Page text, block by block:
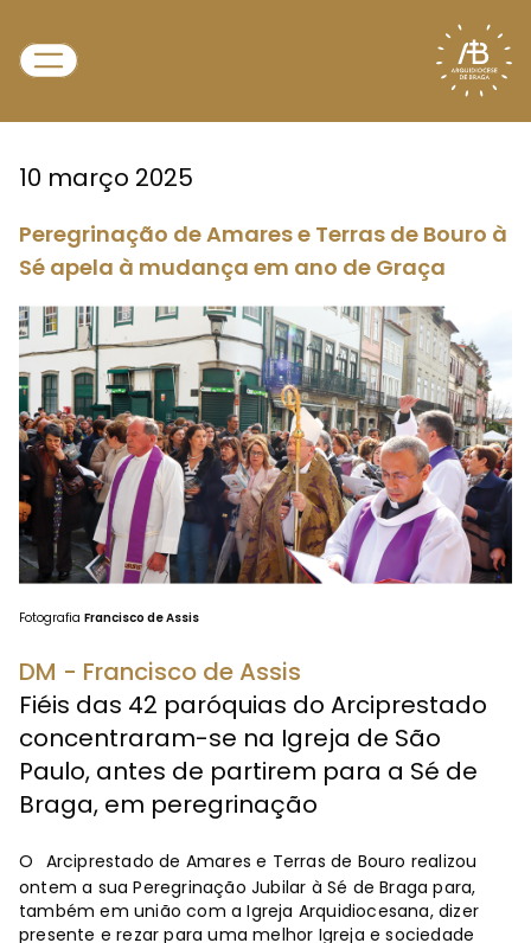
10 março 2025
Peregrinação de Amares e Terras de Bouro à
Sé apela à mudança em ano de Graça
Fotografia Francisco de Assis
DM - Francisco de Assis
Fiéis das 42 paróquias do Arciprestado
concentraram-se na Igreja de São
Paulo, antes de partirem para a Sé de
Braga, em peregrinação
O Arciprestado de Amares e Terras de Bouro realizou
ontem a sua Peregrinação Jubilar à Sé de Braga para,
também em união com a Igreja Arquidiocesana, dizer
presente e rezar para uma melhor Igreja e sociedade